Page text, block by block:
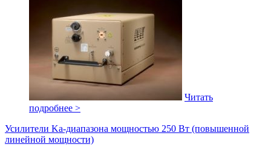
Читать
подробнее >
Усилители Ka-диапазона мощностью 250 Вт (повышенной
линейной мощности)